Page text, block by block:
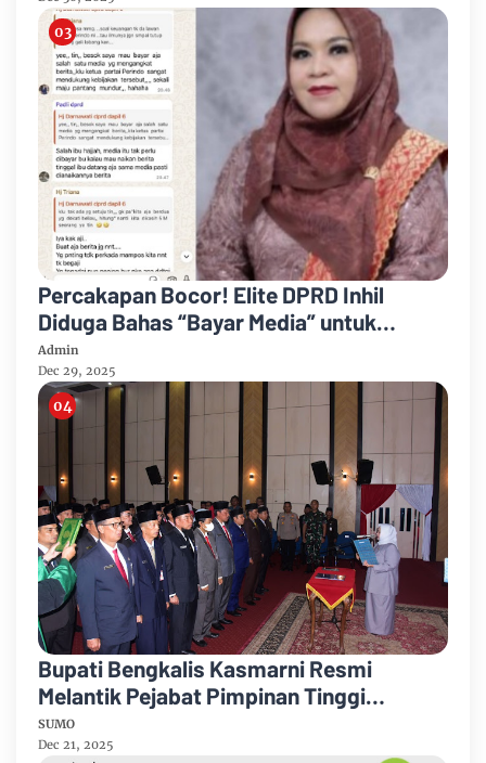
Percakapan Bocor! Elite DPRD Inhil
Diduga Bahas “Bayar Media” untuk
Dukung Kebijakan
Admin
Dec 29, 2025
Bupati Bengkalis Kasmarni Resmi
Melantik Pejabat Pimpinan Tinggi
Pratama
SUMO
Dec 21, 2025